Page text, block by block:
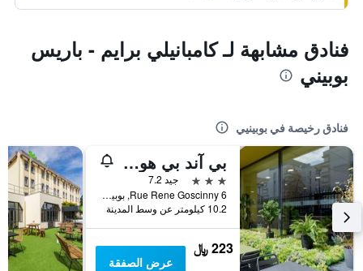
فنادق مشابهة لـ كامبانيلي برايم - باريس
بوبيني
فنادق رخيصة في بوبينيي
بي آند بي هوتل باريس إيس بوبيني
3 نجوم
جيد 7.2
6 Rue Rene Goscinny, بوبينيي, إقليم سين سان دوني, فرنسا
10.2 كيلومتر عن وسط المدينة
223 ﷼
عرض الصفقة